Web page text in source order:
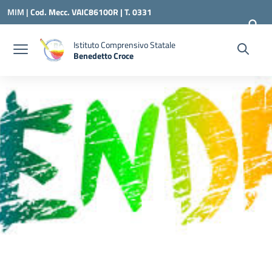
Vai ai contenuti
Vai al menu di navigazione
Vai al footer
MIM |Cod. Mecc. VAIC86100R | T. 0331
240260 | VAIC86100R@ISTRUZIONE.IT
Istituto Comprensivo Statale
Benedetto Croce